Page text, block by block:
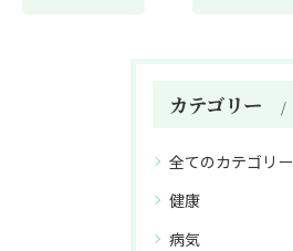
カテゴリー
全てのカテゴリー
健康
病気